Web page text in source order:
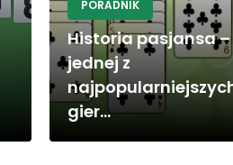
PORADNIK
Historia pasjansa –
jednej z
gier...